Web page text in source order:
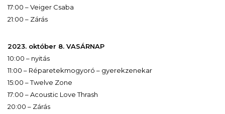
17:00 – Veiger Csaba
21:00 – Zárás
2023. október 8. VASÁRNAP
10:00 – nyitás
11:00 – Réparetekmogyoró – gyerekzenekar
15:00 – Twelve Zone
17:00 – Acoustic Love Thrash
20:00 – Zárás